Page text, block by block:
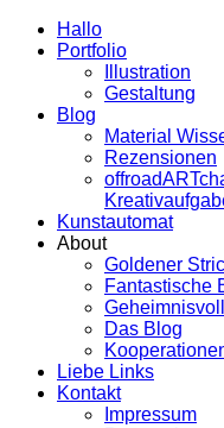
Hallo
Portfolio
Illustration
Gestaltung
Blog
Material
Rezensionen
Kunstautomat
About
Goldener
Fantastische
Das Blog
Liebe Links
Kontakt
Impressum